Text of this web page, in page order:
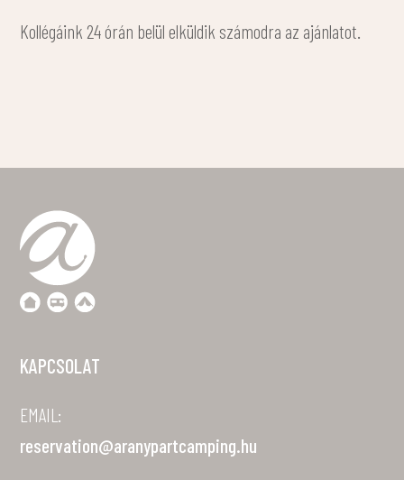
Kollégáink 24 órán belül elküldik számodra az ajánlatot.
KAPCSOLAT
EMAIL:
reservation@aranypartcamping.hu